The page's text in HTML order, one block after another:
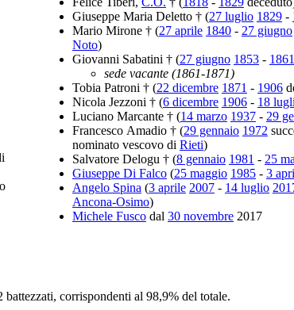
Giuseppe Maria Deletto † (27 luglio 1829-
Mario Mirone † (27 aprile 1840- 27 giugno
Noto)
Giovanni Sabatini † (27 giugno 1853- 1861
sede vacante (1861-1871)
Tobia Patroni † (22 dicembre 1871 - 1906
Nicola Jezzoni † (6 dicembre 1906- 18
Luciano Marcante † (14 marzo 1937- 29
Francesco Amadio † (29 gennaio 1972
nominato vescovo di Rieti)
Salvatore Delogu † (8 gennaio 1981 - 25
Giuseppe Di Falco(25 maggio 1985- 3
Angelo Spina (3 aprile 2007- 14 luglio
Ancona-Osimo)
Michele Fuscodal 30 novembre2017
corrispondenti al 98,9% del totale.